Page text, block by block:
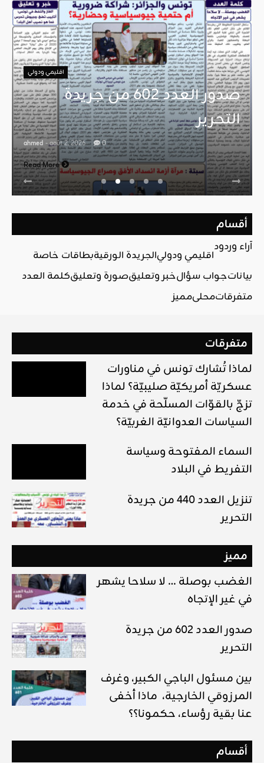
اقليمي ودولي
صدور العدد 602 من جريدة
التحرير
ahmed - août 2, 2026 0
Read More
أقسام
آراء وردود
اقليمي ودوليالجريدة الورقيةبطاقات خاصة
بياناتجواب سؤالخبر وتعليقصورة وتعليقكلمة العدد
متفرقاتمحليمميز
متفرقات
لماذا تُشارك تونس في مناورات
عسكريّة أمريكيّة صليبيّة؟ لماذا
تزجّ بالقوّات المسلّحة في خدمة
السياسات العدوانيّة الغربيّة؟
السماء المفتوحة وسياسة
التفريط في البلاد
تنزيل العدد 440 من جريدة
التحرير
مميز
الغضب بوصلة … لا سلاحا يشهر
في غير الإتجاه
صدور العدد 602 من جريدة
التحرير
بين مسئول الباجي الكبير، وغرف
المرزوقي الخارجية، ماذا أخفى
عنا بقية رؤساء، حكمونا؟؟
أقسام